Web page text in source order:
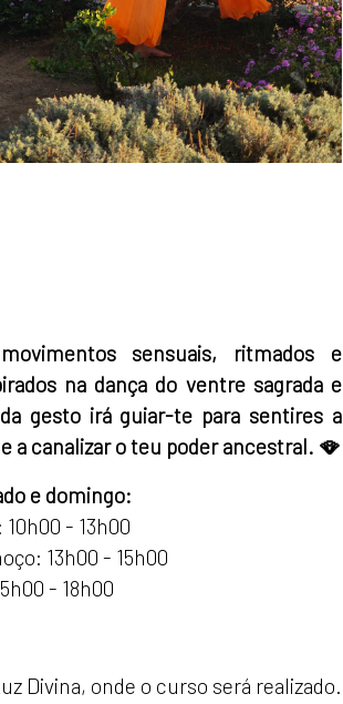
sensuais, ritmados e
na dança do ventre sagrada e
gesto irá guiar-te para sentires a
a canalizar o teu poder ancestral. 🪭
e domingo:
- 13h00
13h00 - 15h00
- 18h00
Divina, onde o curso será realizado.